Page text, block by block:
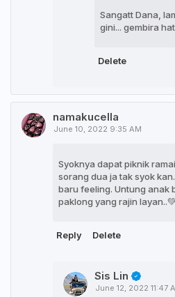
Sangatt Dana,
gini... gembira
Delete
namakucella
June 10, 2022 9:35 AM
Syoknya dapat piknik
sorang dua ja tak syok
baru feeling. Untung anak
paklong yang rajin layan..💚
Reply Delete
Sis Lin
June 12, 2022 11:47